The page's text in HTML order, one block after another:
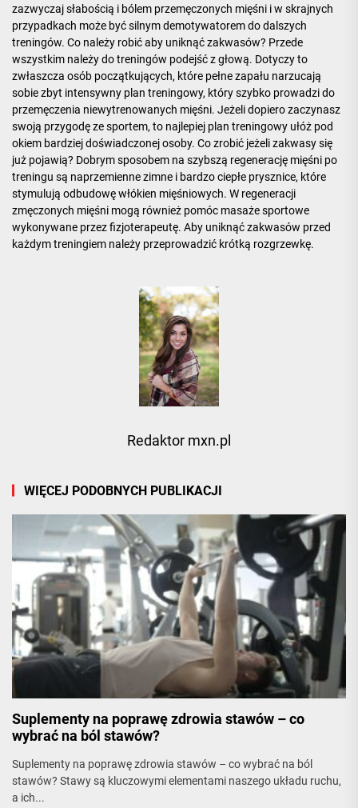
zazwyczaj słabością i bólem przemęczonych mięśni i w skrajnych
przypadkach może być silnym demotywatorem do dalszych
treningów. Co należy robić aby uniknąć zakwasów? Przede
wszystkim należy do treningów podejść z głową. Dotyczy to
zwłaszcza osób początkujących, które pełne zapału narzucają
sobie zbyt intensywny plan treningowy, który szybko prowadzi do
przemęczenia niewytrenowanych mięśni. Jeżeli dopiero zaczynasz
swoją przygodę ze sportem, to najlepiej plan treningowy ułóż pod
okiem bardziej doświadczonej osoby. Co zrobić jeżeli zakwasy się
już pojawią? Dobrym sposobem na szybszą regenerację mięśni po
treningu są naprzemienne zimne i bardzo ciepłe prysznice, które
stymulują odbudowę włókien mięśniowych. W regeneracji
zmęczonych mięśni mogą również pomóc masaże sportowe
wykonywane przez fizjoterapeutę. Aby uniknąć zakwasów przed
każdym treningiem należy przeprowadzić krótką rozgrzewkę.
Redaktor mxn.pl
WIĘCEJ PODOBNYCH PUBLIKACJI
Suplementy na poprawę zdrowia stawów – co
wybrać na ból stawów?
Suplementy na poprawę zdrowia stawów – co wybrać na ból
stawów? Stawy są kluczowymi elementami naszego układu ruchu,
a ich...